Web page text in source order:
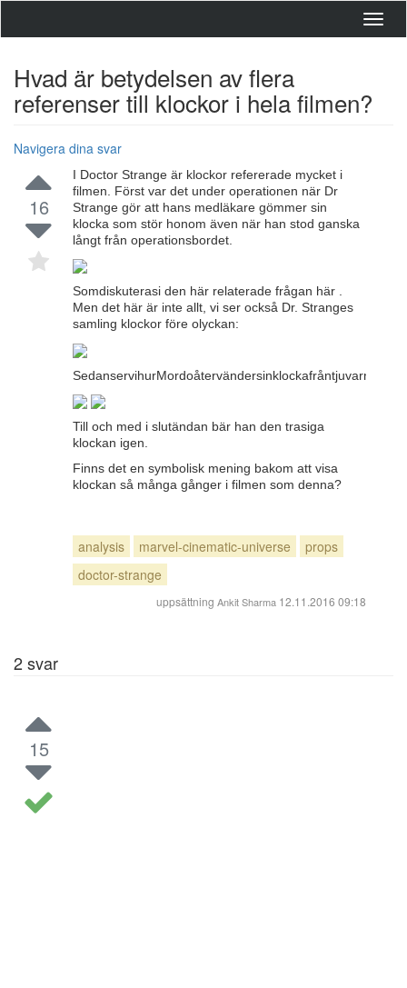
Hvad är betydelsen av flera
referenser till klockor i hela filmen?
Navigera dina svar
16
I Doctor Strange är klockor refererade mycket i
filmen. Först var det under operationen när Dr
Strange gör att hans medläkare gömmer sin
klocka som stör honom även när han stod ganska
långt från operationsbordet.
Somdiskuterasi den här relaterade frågan här .
Men det här är inte allt, vi ser också Dr. Stranges
samling klockor före olyckan:
Till och med i slutändan bär han den trasiga
klockan igen.
Finns det en symbolisk mening bakom att visa
klockan så många gånger i filmen som denna?
analysis marvel-cinematic-universe
props
doctor-strange
uppsättning Ankit Sharma 12.11.2016 09:18
2svar
15